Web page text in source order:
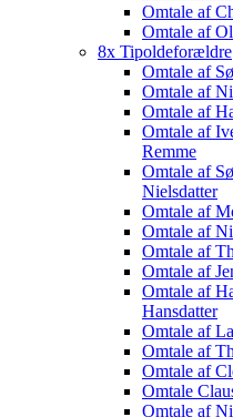
Omtale af
Omtale af
8x Tipoldeforældre
Omtale af
Omtale af
Omtale af
Omtale af
Remme
Omtale af
Nielsdatter
Omtale af
Omtale af
Omtale af
Omtale af
Omtale af
Hansdatter
Omtale af
Omtale af
Omtale af
Omtale
Omtale af